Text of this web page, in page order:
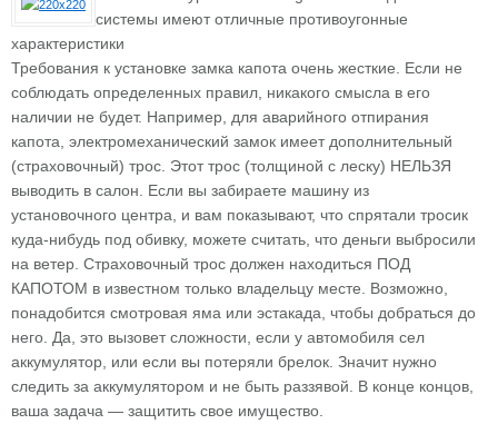
системы имеют отличные противоугонные
характеристики
Требования к установке замка капота очень жесткие. Если не
соблюдать определенных правил, никакого смысла в его
наличии не будет. Например, для аварийного отпирания
капота, электромеханический замок имеет дополнительный
(страховочный) трос. Этот трос (толщиной с леску) НЕЛЬЗЯ
выводить в салон. Если вы забираете машину из
установочного центра, и вам показывают, что спрятали тросик
куда-нибудь под обивку, можете считать, что деньги выбросили
на ветер. Страховочный трос должен находиться ПОД
КАПОТОМ в известном только владельцу месте. Возможно,
понадобится смотровая яма или эстакада, чтобы добраться до
него. Да, это вызовет сложности, если у автомобиля сел
аккумулятор, или если вы потеряли брелок. Значит нужно
следить за аккумулятором и не быть раззявой. В конце концов,
ваша задача — защитить свое имущество.